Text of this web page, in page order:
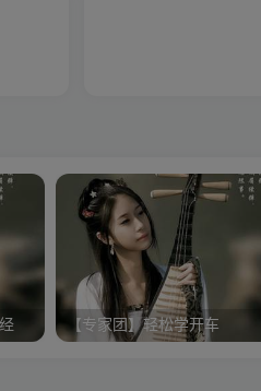
【专家团】轻松学开车